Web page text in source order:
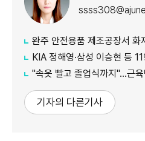
완주 안전용품 제조공장서
KIA 정해영·삼성 이승현 등 11명 상무
"속옷 빨고 졸업식까지"…근육병 학생 돌
기자의 다른기사